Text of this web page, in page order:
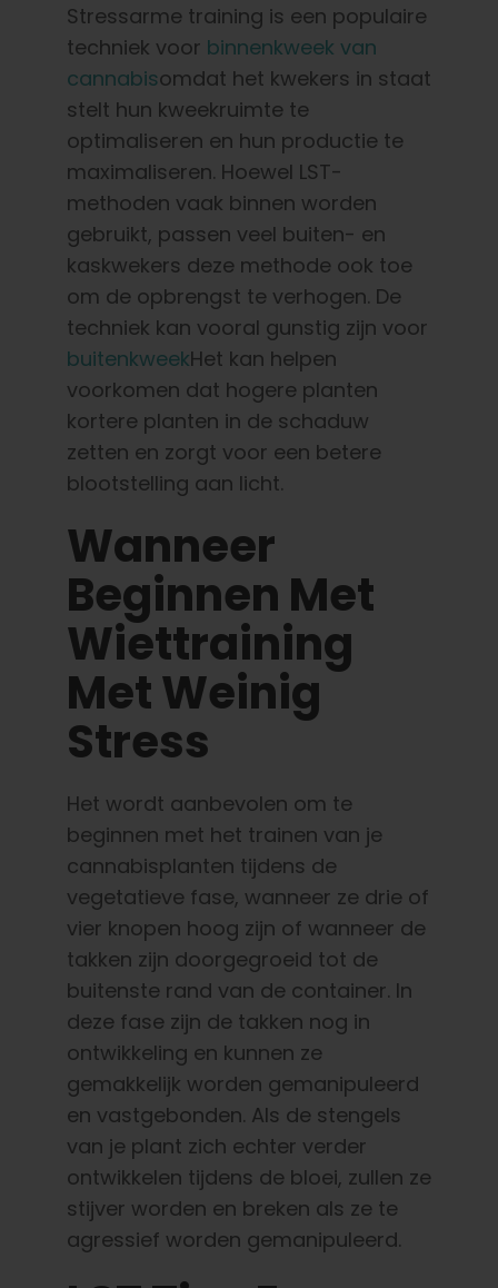
Stressarme training is een populaire
techniek voor binnenkweek van
cannabisomdat het kwekers in staat
stelt hun kweekruimte te
optimaliseren en hun productie te
maximaliseren. Hoewel LST-
methoden vaak binnen worden
gebruikt, passen veel buiten- en
kaskwekers deze methode ook toe
om de opbrengst te verhogen. De
techniek kan vooral gunstig zijn voor
buitenkweekHet kan helpen
voorkomen dat hogere planten
kortere planten in de schaduw
zetten en zorgt voor een betere
blootstelling aan licht.
Wanneer
Beginnen Met
Wiettraining
Met Weinig
Stress
Het wordt aanbevolen om te
beginnen met het trainen van je
cannabisplanten tijdens de
vegetatieve fase, wanneer ze drie of
vier knopen hoog zijn of wanneer de
takken zijn doorgegroeid tot de
buitenste rand van de container. In
deze fase zijn de takken nog in
ontwikkeling en kunnen ze
gemakkelijk worden gemanipuleerd
en vastgebonden. Als de stengels
van je plant zich echter verder
ontwikkelen tijdens de bloei, zullen ze
stijver worden en breken als ze te
agressief worden gemanipuleerd.